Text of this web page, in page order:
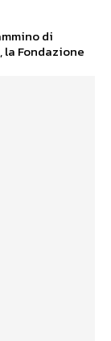
di
Fondazione